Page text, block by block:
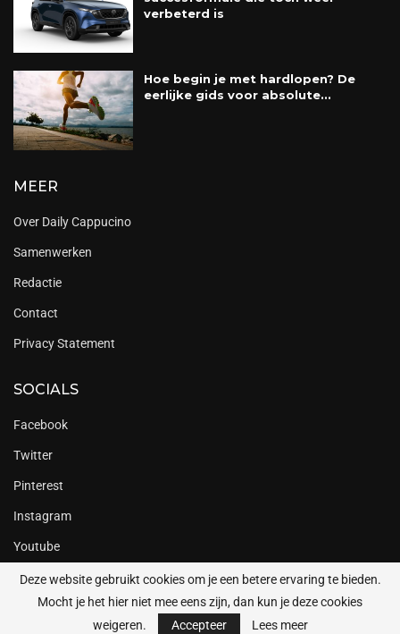
verbeterd is
Hoe begin je met hardlopen? De
eerlijke gids voor absolute...
MEER
Over Daily Cappucino
Samenwerken
Redactie
Contact
Privacy Statement
SOCIALS
Facebook
Twitter
Pinterest
Instagram
Youtube
Copyright @2023 Daily Cappuccino
Deze website gebruikt cookies om je een betere ervaring te bieden.
Mocht je het hier niet mee eens zijn, dan kun je deze cookies
weigeren.
Accepteer Lees meer